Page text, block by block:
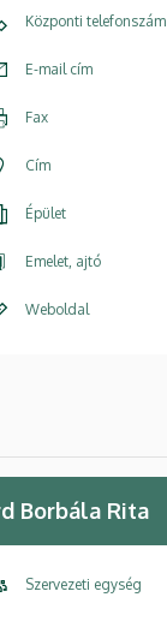
Központi telefonszám
E-mail cím
Fax
Cím
Épület
Emelet, ajtó
Weboldal
Borbála Rita
Szervezeti egység